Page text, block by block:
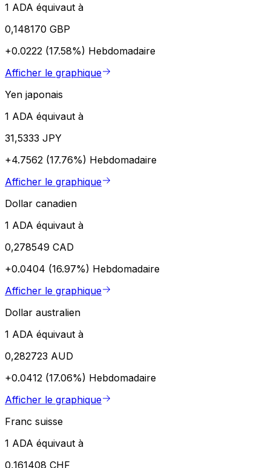
1 ADA équivaut à
0,148170 GBP
+0.0222 (17.58%) Hebdomadaire
Afficher le graphique
Yen japonais
1 ADA équivaut à
31,5333 JPY
+4.7562 (17.76%) Hebdomadaire
Afficher le graphique
Dollar canadien
1 ADA équivaut à
0,278549 CAD
+0.0404 (16.97%) Hebdomadaire
Afficher le graphique
Dollar australien
1 ADA équivaut à
0,282723 AUD
+0.0412 (17.06%) Hebdomadaire
Afficher le graphique
Franc suisse
1 ADA équivaut à
0,161408 CHF